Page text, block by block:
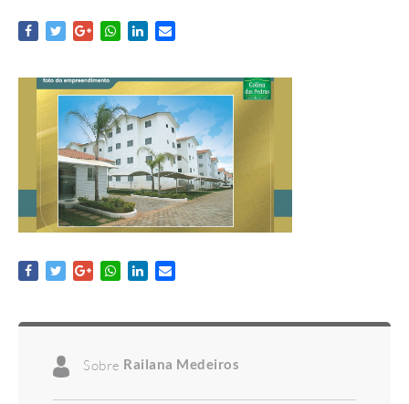
Sobre Railana Medeiros